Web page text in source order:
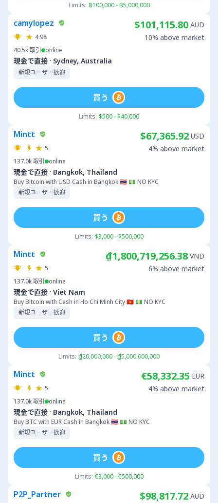
Limits: ฿100,000 - ฿5,000,000
camylopez
4.98
40.5k取引 online
現金で直接 · Sydney, Australia
新規ユーザー歓迎
$101,115.80 AUD
10% above market
Limits: $500 - $40,000
買う
Mintt
5
137.0k取引 online
現金で直接 · Bangkok, Thailand
Buy Bitcoin with USD Cash in Bangkok 🇹🇭 💵 NO KYC
新規ユーザー歓迎
$67,365.92 USD
4% above market
Limits: $3,000 - $500,000
買う
Mintt
5
137.0k取引 online
現金で直接 · Viet Nam
Buy Bitcoin with Cash in Ho Chi Minh City 🇻🇳 💵 NO KYC
新規ユーザー歓迎
₫1,800,719,256.38 VND
6% above market
Limits: ₫20,000,000 - ₫5,000,000,000
買う
Mintt
5
137.0k取引 online
現金で直接 · Bangkok, Thailand
Buy BTC with EUR Cash in Bangkok 🇹🇭 💵 NO KYC
新規ユーザー歓迎
€58,332.35 EUR
4% above market
Limits: €3,000 - €500,000
買う
P2P_Partner $98,817.72 AUD